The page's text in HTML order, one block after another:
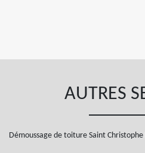
AUTRES
Démoussage de toiture Saint Christophe